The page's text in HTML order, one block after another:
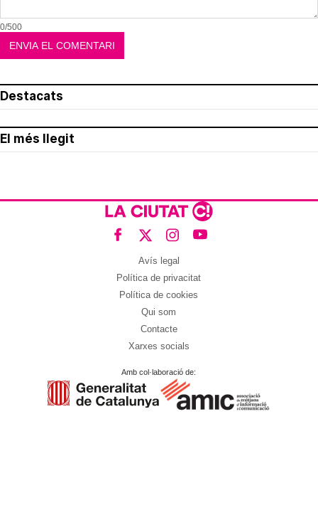
0/500
Destacats
El més llegit
Avís legal
Política de privacitat
Política de cookies
Qui som
Contacte
Xarxes socials
Amb col·laboració de: